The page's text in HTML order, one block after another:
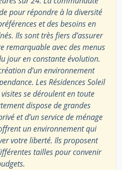
pour répondre à la diversité
et des besoins en
Ils sont très fiers d’assurer
remarquable avec des menus
jour en constante évolution.
d’un environnement
Les Résidences Soleil
visites se déroulent en toute
dispose de grandes
et d’un service de ménage
un environnement qui
votre liberté. Ils proposent
tailles pour convenir